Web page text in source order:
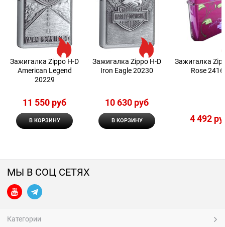
Зажигалка Zippo H-D
American Legend
20229
11 550 руб
В КОРЗИНУ
Зажигалка Zippo H-D
Iron Eagle 20230
10 630 руб
В КОРЗИНУ
Зажигалка
Rose
4 492
МЫ В СОЦ СЕТЯХ
Категории